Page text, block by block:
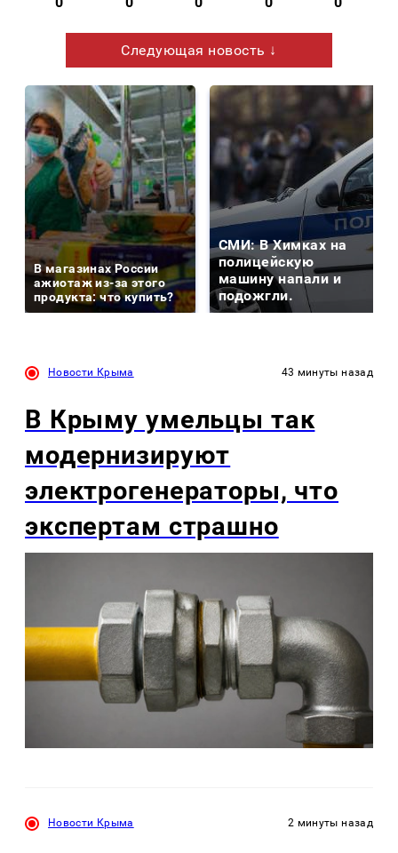
Следующая новость ↓
В магазинах России
ажиотаж из-за этого
продукта: что купить?
СМИ: В Химках на
полицейскую
машину напали и
подожгли.
Новости Крыма 43 минуты назад
В Крыму умельцы так
модернизируют
электрогенераторы, что
экспертам страшно
Новости Крыма 2 минуты назад